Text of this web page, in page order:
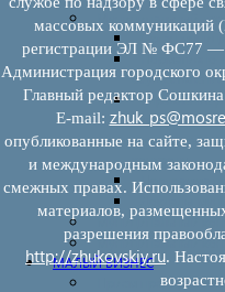
Муниципальный
Орган
Управление
охраняемым
контроля
Программа
Доклады
Муниципальный
Муниципальный
МАЛЫЙ БИЗНЕС
Прием
массовых коммуникаций
регистрации ЭЛ № ФС77 —
Администрация городского
Главный редактор
E‑mail:
опубликованные на сайте,
и международным
смежных правах.
материалов,
разрешения
http://zhukovskiy.ru.